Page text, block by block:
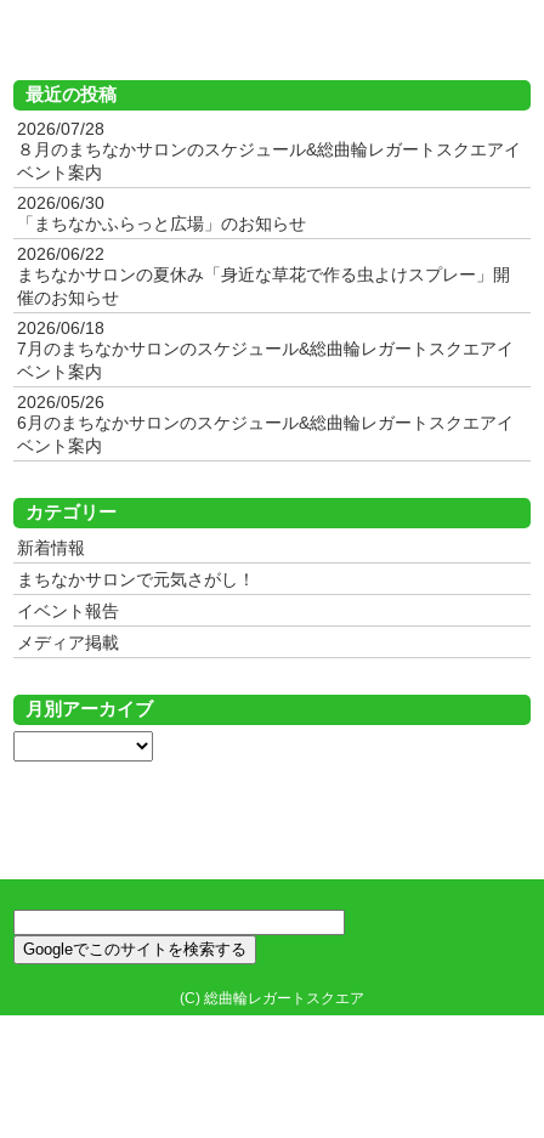
最近の投稿
2026/07/28
８月のまちなかサロンのスケジュール&総曲輪レガートスクエアイ
ベント案内
2026/06/30
「まちなかふらっと広場」のお知らせ
2026/06/22
まちなかサロンの夏休み「身近な草花で作る虫よけスプレー」開
催のお知らせ
2026/06/18
7月のまちなかサロンのスケジュール&総曲輪レガートスクエアイ
ベント案内
2026/05/26
6月のまちなかサロンのスケジュール&総曲輪レガートスクエアイ
ベント案内
カテゴリー
新着情報
まちなかサロンで元気さがし！
イベント報告
メディア掲載
月別アーカイブ
(C) 総曲輪レガートスクエア